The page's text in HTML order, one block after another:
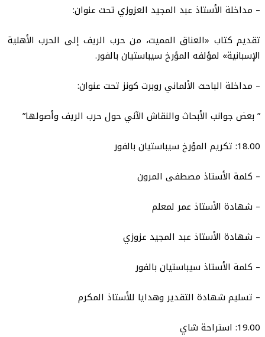
– مداخلة الأستاذ عبد المجيد العزوزي تحت عنوان:
تقديم كتاب «العناق المميت، من حرب الريف إلى الحرب الأهلية
الإسبانية» لمؤلفه المؤرخ سيباستيان بالفور.
– مداخلة الباحث الألماني روبرت كونز تحت عنوان:
” بعض جوانب الأبحاث والنقاش الآني حول حرب الريف وأصولها”
18.00: تكريم المؤرخ سيباستيان بالفور
– كلمة الأستاذ مصطفى المرون
– شهادة الأستاذ عمر لمعلم
– شهادة الأستاذ عبد المجيد عزوزي
– كلمة الأستاذ سيباستيان بالفور
– تسليم شهادة التقدير وهدايا للأستاذ المكرم
19.00: استراحة شاي